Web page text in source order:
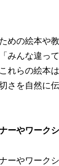
めの絵本や
みんな違っ
れらの絵本
さを自然に
ーやワーク
ーやワーク